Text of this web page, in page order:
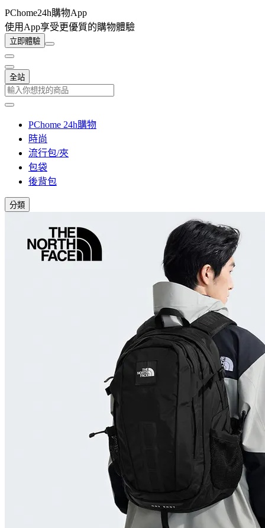
PChome24h購物App
使用App享受更優質的購物體驗
立即體驗
全站
PChome 24h購物
時尚
流行包/夾
包袋
後背包
分類